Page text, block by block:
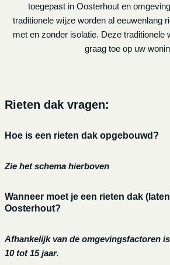
toegepast in Oosterhout en
traditionele wijze worden al eeuwenlang
met en zonder isolatie. Deze traditionele
graag toe op uw
Rieten dak vragen:
Hoe is een rieten dak opgebouwd?
Zie het schema hierboven
Wanneer moet je een rieten dak
Oosterhout?
Afhankelijk van de omgevingsfactoren
10 tot 15 jaar.